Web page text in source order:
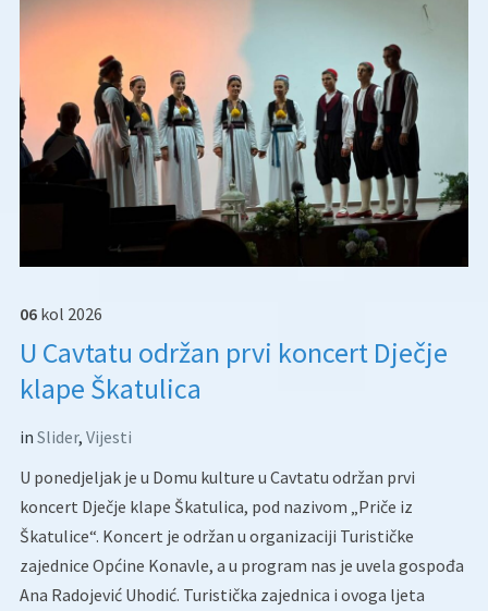
06 kol 2026
U Cavtatu održan prvi koncert Dječje
klape Škatulica
in Slider, Vijesti
U ponedjeljak je u Domu kulture u Cavtatu održan prvi
koncert Dječje klape Škatulica, pod nazivom „Priče iz
Škatulice“. Koncert je održan u organizaciji Turističke
zajednice Općine Konavle, a u program nas je uvela gospođa
Ana Radojević Uhodić. Turistička zajednica i ovoga ljeta